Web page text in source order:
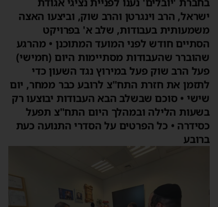
הרב וינגרטן והרב שוק, וביצעו האצה
בעבודות, שלב א' בפרויקט
חודש לפני המועד המתוכנן • מהרגע
שהעבודות מסתיימות היום (חמישי)
הרב שוק פעל במירוץ נגד השעון כדי
את חזרת התח"צ לרובע כבר ממחר, יום
• סוכם שבשלב הבא העבודות יבוצעו רק
הלילה ובמהלך היום התח"צ תפעל
• כל הפרטים על הסדרי התנועה כעת